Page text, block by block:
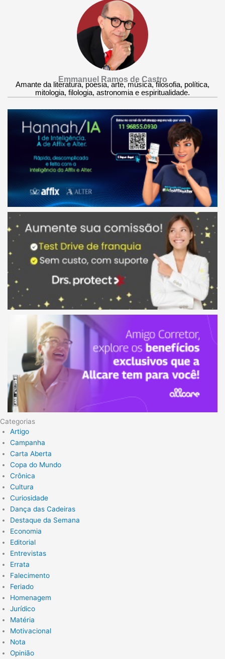
Emmanuel Ramos de Castro
Amante da literatura, poesia, arte, música, filosofia, política,
mitologia, filologia, astronomia e espiritualidade.
Categorias
Artigo
Campanha
Carta Aberta
Copa do Mundo
Crônica
Cultura
Curiosidade
Dança das Cadeiras
Destaque da Semana
Economia
Editorial
Entrevistas
Errata
Falecimento
Feriado
Homenagem
Jurídico
Matéria
Motivacional
Nota
Opinião